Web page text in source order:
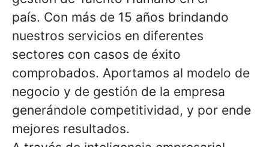
país. Con más de 15 años brindando
nuestros servicios en diferentes
sectores con casos de éxito
comprobados. Aportamos al modelo de
negocio y de gestión de la empresa
generándole competitividad, y por ende
mejores resultados.